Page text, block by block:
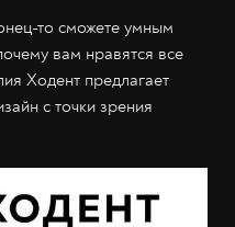
то сможете умным
вам нравятся все
Ходент предлагает
с точки зрения